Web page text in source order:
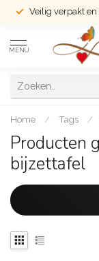
Veilig verpakt
MENU
Home / Tags /
Producten
bijzettafel